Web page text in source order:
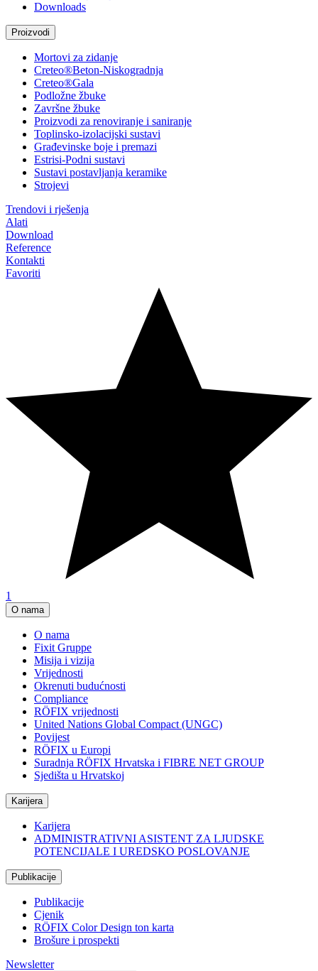
Downloads
Proizvodi
Mortovi za zidanje
Creteo®Beton-Niskogradnja
Creteo®Gala
Podložne žbuke
Završne žbuke
Proizvodi za renoviranje i saniranje
Toplinsko-izolacijski sustavi
Građevinske boje i premazi
Estrisi-Podni sustavi
Sustavi postavljanja keramike
Strojevi
Trendovi i rješenja
Alati
Download
Reference
Kontakti
Favoriti
1
O nama
O nama
Fixit Gruppe
Misija i vizija
Vrijednosti
Okrenuti budućnosti
Compliance
RÖFIX vrijednosti
United Nations Global Compact (UNGC)
Povijest
RÖFIX u Europi
Suradnja RÖFIX Hrvatska i FIBRE NET GROUP
Sjedišta u Hrvatskoj
Karijera
Karijera
ADMINISTRATIVNI ASISTENT ZA LJUDSKE
POTENCIJALE I UREDSKO POSLOVANJE
Publikacije
Publikacije
Cjenik
RÖFIX Color Design ton karta
Brošure i prospekti
Newsletter